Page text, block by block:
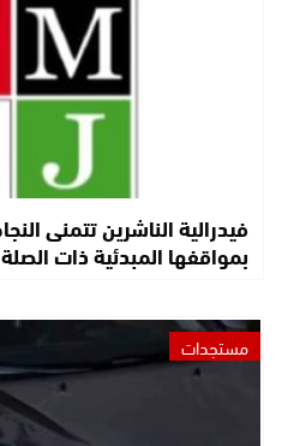
فيدرالية الناشرين تتمنى
بمواقفها المبدئية ذات الصلة
مستجدات